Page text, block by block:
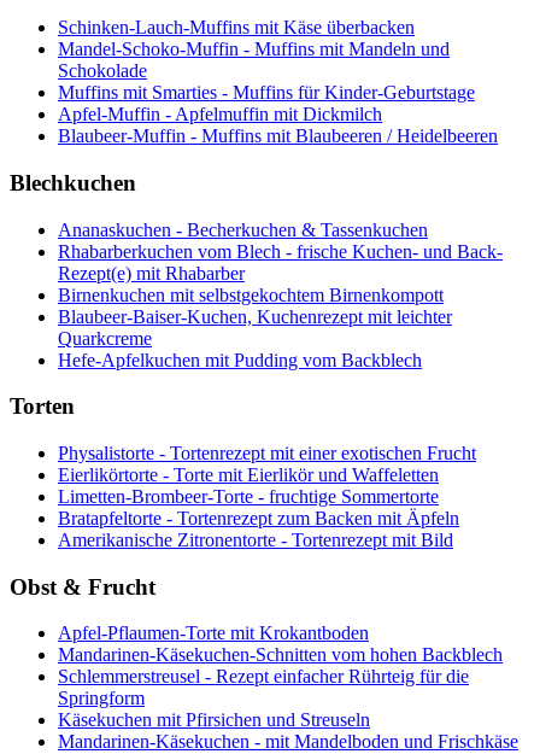
Schinken-Lauch-Muffins mit Käse überbacken
Mandel-Schoko-Muffin - Muffins mit Mandeln und
Schokolade
Muffins mit Smarties - Muffins für Kinder-Geburtstage
Apfel-Muffin - Apfelmuffin mit Dickmilch
Blaubeer-Muffin - Muffins mit Blaubeeren / Heidelbeeren
Blechkuchen
Ananaskuchen - Becherkuchen & Tassenkuchen
Rhabarberkuchen vom Blech - frische Kuchen- und Back-
Rezept(e) mit Rhabarber
Birnenkuchen mit selbstgekochtem Birnenkompott
Blaubeer-Baiser-Kuchen, Kuchenrezept mit leichter
Quarkcreme
Hefe-Apfelkuchen mit Pudding vom Backblech
Torten
Physalistorte - Tortenrezept mit einer exotischen Frucht
Eierlikörtorte - Torte mit Eierlikör und Waffeletten
Limetten-Brombeer-Torte - fruchtige Sommertorte
Bratapfeltorte - Tortenrezept zum Backen mit Äpfeln
Amerikanische Zitronentorte - Tortenrezept mit Bild
Obst & Frucht
Apfel-Pflaumen-Torte mit Krokantboden
Mandarinen-Käsekuchen-Schnitten vom hohen Backblech
Schlemmerstreusel - Rezept einfacher Rührteig für die
Springform
Käsekuchen mit Pfirsichen und Streuseln
Mandarinen-Käsekuchen - mit Mandelboden und Frischkäse